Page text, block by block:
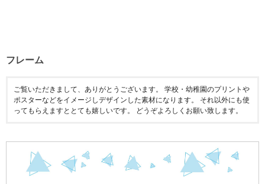
フレーム
ご覧いただきまして、ありがとうございます。 学校・幼稚園のプリントや
ポスターなどをイメージしデザインした素材になります。 それ以外にも使
ってもらえますととても嬉しいです。 どうぞよろしくお願い致します。